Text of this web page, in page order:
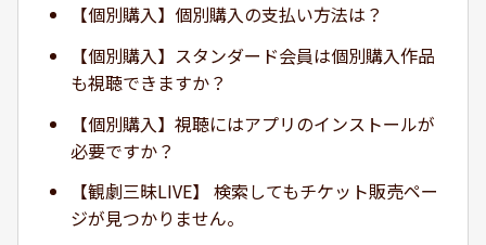
【個別購入】個別購入の支払い方法は？
【個別購入】スタンダード会員は個別購入作品
も視聴できますか？
【個別購入】視聴にはアプリのインストールが
必要ですか？
【観劇三昧LIVE】 検索してもチケット販売ペー
ジが見つかりません。